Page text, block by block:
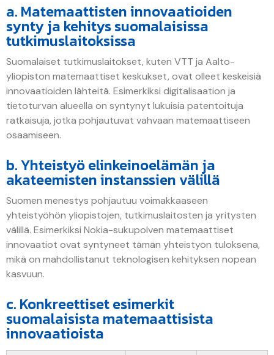
a. Matemaattisten innovaatioiden
synty ja kehitys suomalaisissa
tutkimuslaitoksissa
Suomalaiset tutkimuslaitokset, kuten VTT ja Aalto-
yliopiston matemaattiset keskukset, ovat olleet keskeisiä
innovaatioiden lähteitä. Esimerkiksi digitalisaation ja
tietoturvan alueella on syntynyt lukuisia patentoituja
ratkaisuja, jotka pohjautuvat vahvaan matemaattiseen
osaamiseen.
b. Yhteistyö elinkeinoelämän ja
akateemisten instanssien välillä
Suomen menestys pohjautuu voimakkaaseen
yhteistyöhön yliopistojen, tutkimuslaitosten ja yritysten
välillä. Esimerkiksi Nokia-sukupolven matemaattiset
innovaatiot ovat syntyneet tämän yhteistyön tuloksena,
mikä on mahdollistanut teknologisen kehityksen nopean
kasvuun.
c. Konkreettiset esimerkit
suomalaisista matemaattisista
innovaatioista